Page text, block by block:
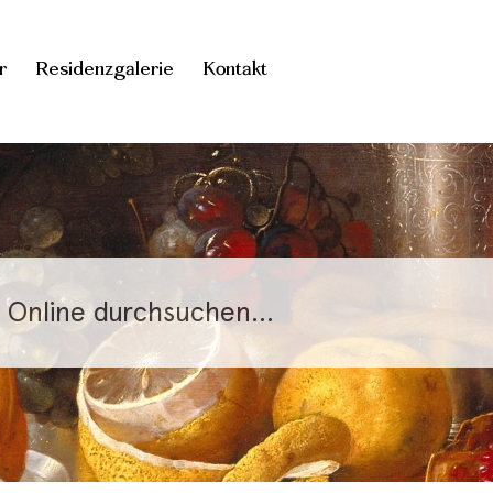
Residenzgalerie Kontakt